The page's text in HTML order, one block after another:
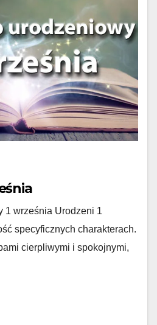
1 września Urodzeni 1
specyficznych charakterach.
cierpliwymi i spokojnymi,